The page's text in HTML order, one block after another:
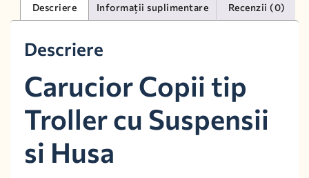
Descriere Informații suplimentare Recenzii (0)
Descriere
Carucior Copii tip
Troller cu Suspensii
si Husa